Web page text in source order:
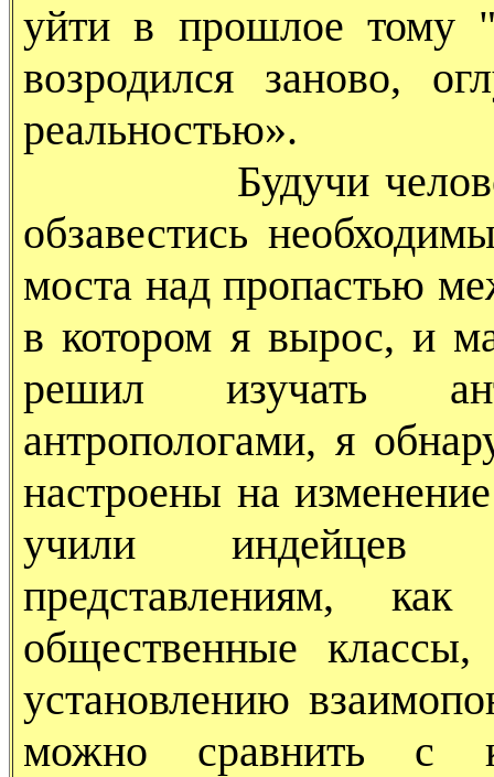
уйти в прошлое тому
возродился заново,
реальностью».
Будучи
обзавестись
моста над пропастью
в котором я вырос, и
решил изучать
антропологами, я
настроены на
учили индейцев
представлениям, как
общественные
установлению
можно сравнить с